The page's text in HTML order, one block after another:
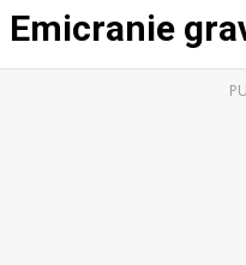
Emicranie